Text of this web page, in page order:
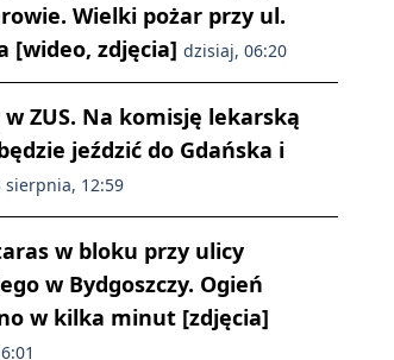
Wielki pożar przy ul.
[wideo, zdjęcia] dzisiaj, 06:20
ZUS. Na komisję lekarską
jeździć do Gdańska i
sierpnia, 12:59
taras w bloku przy ulicy
w Bydgoszczy. Ogień
w kilka minut [zdjęcia]